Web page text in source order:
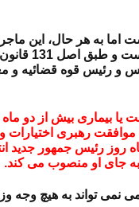
به هر حال، این
برای بررسی شرایطی که اتفاق ناگواری برای رییس
و رئیس‏ قوه‏ قضائیه‏ و
یا بیماری‏ بیش‏ از دو
رهبری‏ اختیارات‏
رئیس‏ جمهور جدید
جای‏ او منصوب‏ می‏ کند.
نمی تواند به هیچ وجه